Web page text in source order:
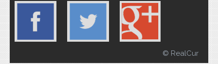
© RealCur